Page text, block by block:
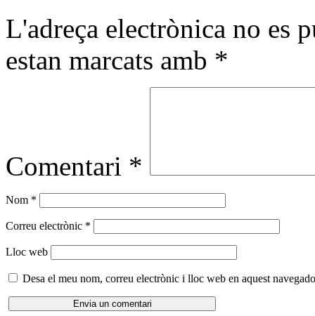
L'adreça electrònica no es
estan marcats amb *
Comentari *
Nom *
Correu electrònic *
Lloc web
Desa el meu nom, correu electrònic i lloc web en aquest